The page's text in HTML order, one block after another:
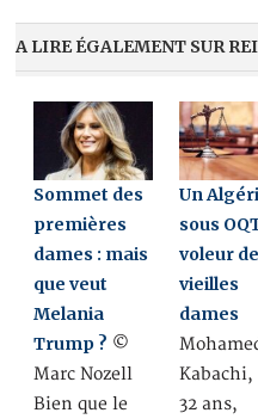
A LIRE ÉGALEMENT SUR
Sommet des
premières
dames : mais
que veut
Melania
Trump ? ©
Marc Nozell
Bien que le
Un
sous
voleur de
vieilles
dames
Kabachi,
32 ans,